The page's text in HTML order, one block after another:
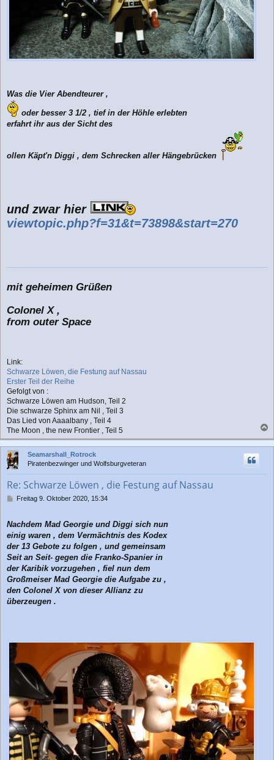
Was die Vier Abendteurer ,
oder besser 3 1/2 , tief in der Höhle erlebten
erfahrt ihr aus der Sicht des
ollen Käpt'n Diggi , dem Schrecken aller Hängebrücken
und zwar hier
viewtopic.php?f=31&t=73898&start=270
mit geheimen Grüßen
Colonel X ,
from outer Space
Link:
Schwarze Löwen, die Festung auf Nassau
Erster Teil der Reihe
Gefolgt von :
Schwarze Löwen am Hudson, Teil 2
Die schwarze Sphinx am Nil , Teil 3
Das Lied von Aaaalbany , Teil 4
The Moon , the new Frontier , Teil 5
a
c
Seamarshall_Rotrock
Piratenbezwinger und Wolfsburgveteran
Re: Schwarze Löwen , die Festung auf Nassau
B
t
r
a
Freitag 9. Oktober 2020, 15:34
Nachdem Mad Georgie und Diggi sich nun
einig waren , dem Vermächtnis des Kodex
der 13 Gebote zu folgen , und gemeinsam
Seit an Seit- gegen die Franko-Spanier in
der Karibik vorzugehen , fiel nun dem
Großmeiser Mad Georgie die Aufgabe zu ,
den Colonel X von dieser Allianz zu
überzeugen .